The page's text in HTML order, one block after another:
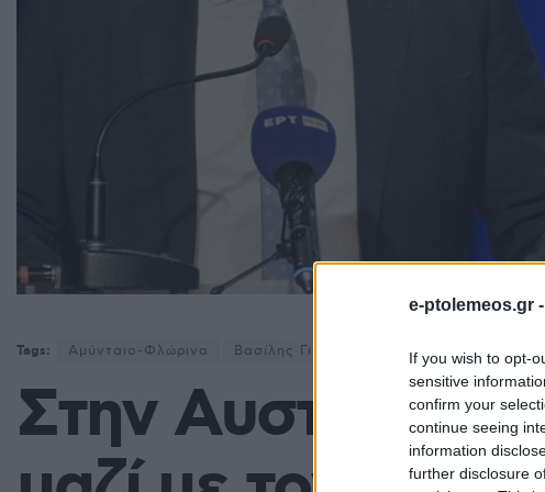
e-ptolemeos.gr -
If you wish to opt-
sensitive
confirm your
continue seeing
information
further disclosure
Tags: Αμύνταιο-Φλώρινα Βασίλης Γιαννάκης Μητροπολίτης
Στην Αυστραλία